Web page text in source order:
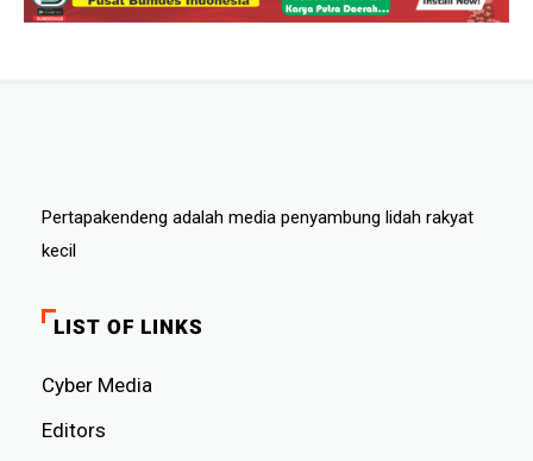
Pertapakendeng adalah media penyambung lidah rakyat
kecil
LIST OF LINKS
Cyber ​​Media
Editors